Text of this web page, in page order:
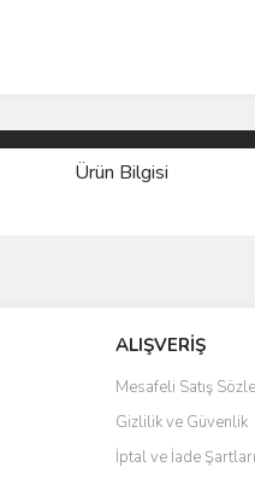
Ürün Bilgisi
ALIŞVERİŞ
Mesafeli Satış
Gizlilik ve Güvenlik
İptal ve İade Şartları